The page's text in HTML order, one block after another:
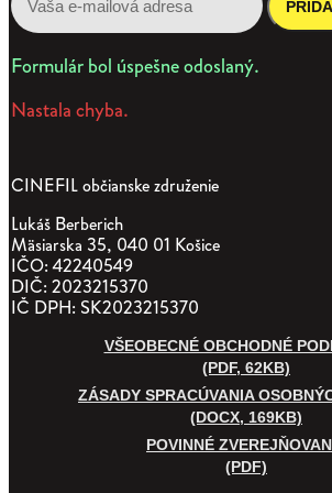
Formulár bol úspešne odoslaný.
Nastala chyba.
CINEFIL občianske združenie
Lukáš Berberich
Mäsiarska 35, 040 01 Košice
IČO: 42240549
DIČ: 2023215370
IČ DPH: SK2023215370
VŠEOBECNÉ OBCHODNÉ
(PDF, 62KB)
ZÁSADY SPRACÚVANIA
(DOCX, 169KB)
POVINNÉ
(PDF)